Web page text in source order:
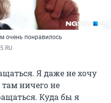
очень понравилось
Я даже не хочу
ничего не
Куда бы я